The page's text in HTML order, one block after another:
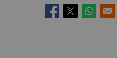
Opens in a new
Opens in a
Opens